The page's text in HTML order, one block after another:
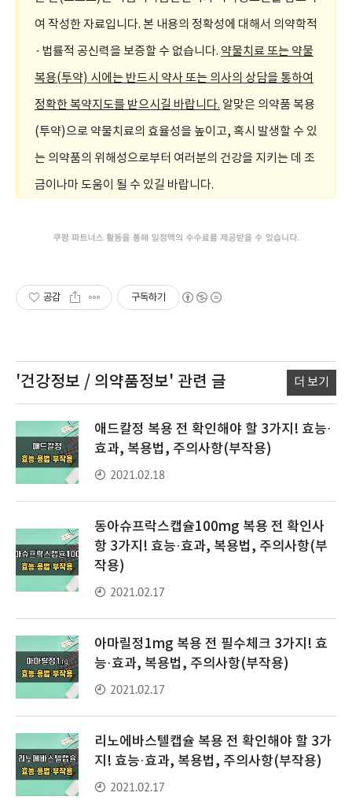
여 작성한 자료입니다. 본 내용의 정확성에 대해서 의약학적
·법률적 공신력을 보증할 수 없습니다. 약물치료 또는 약물
복용(투약) 시에는 반드시 약사 또는 의사의 상담을 통하여
정확한 복약지도를 받으시길 바랍니다. 알맞은 의약품 복용
(투약)으로 약물치료의 효율성을 높이고, 혹시 발생할 수 있
는 의약품의 위해성으로부터 여러분의 건강을 지키는 데 조
금이나마 도움이 될 수 있길 바랍니다.
공감 구독하기
'건강정보 / 의약품정보' 관련 글 더 보기
애드칼정 복용 전 확인해야 할 3가지! 효능·
효과, 복용법, 주의사항(부작용)
2021.02.18
동아슈프락스캡슐100mg 복용 전 확인사
항 3가지! 효능·효과, 복용법, 주의사항(부
작용)
2021.02.17
아마릴정1mg 복용 전 필수체크 3가지! 효
능·효과, 복용법, 주의사항(부작용)
2021.02.17
리노에바스텔캡슐 복용 전 확인해야 할 3가
지! 효능·효과, 복용법, 주의사항(부작용)
2021.02.17